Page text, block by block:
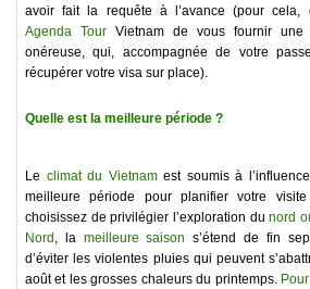
avoir fait la requête à l’avance (pour cela,
Agenda Tour Vietnam de vous fournir une
onéreuse, qui, accompagnée de votre
récupérer votre visa sur place).
Quelle est la meilleure période ?
Le climat du Vietnamest soumis à
meilleure période pour planifier votre
choisissez de privilégier l’exploration dunord
Nord , la meilleure saison s’étend de fin
d’éviter les violentes pluies qui peuvent
août et les grosses chaleurs du printemps.